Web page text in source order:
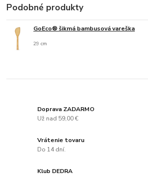
Podobné produkty
GoEco® šikmá bambusová vareška
29 cm
Doprava ZADARMO
Už nad 59,00 €
Vrátenie tovaru
Do 14 dní.
Klub DEDRA